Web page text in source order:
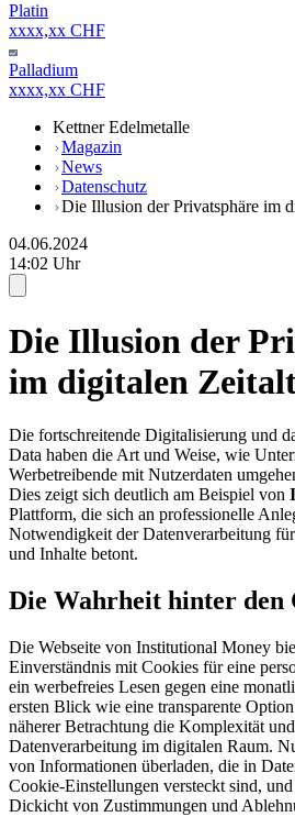
Platin
xxxx,xx CHF
Palladium
xxxx,xx CHF
Kettner Edelmetalle
Magazin
News
Datenschutz
Die Illusion der Privatsphäre im
04.06.2024
14:02 Uhr
Die Illusion der
im digitalen
Die fortschreitende Digitalisierung und
Data haben die Art und Weise, wie
Werbetreibende mit Nutzerdaten
Dies zeigt sich deutlich am Beispiel von
Plattform, die sich an professionelle
Notwendigkeit der Datenverarbeitung
und Inhalte betont.
Die Wahrheit hinter den
Die Webseite von Institutional Money
Einverständnis mit Cookies für eine
ein werbefreies Lesen gegen eine
ersten Blick wie eine transparente
näherer Betrachtung die Komplexität
Datenverarbeitung im digitalen Raum.
von Informationen überladen, die in
Cookie-Einstellungen versteckt sind,
Dickicht von Zustimmungen und